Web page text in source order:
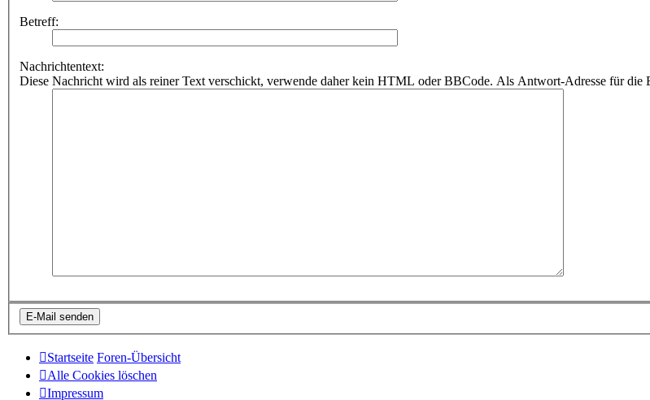
Betreff:
Nachrichtentext:
Diese Nachricht wird als reiner Text verschickt, verwende daher kein HTML oder BBCode. Als Antwort-Adresse für die
Startseite Foren-Übersicht
Alle Cookies löschen
Impressum